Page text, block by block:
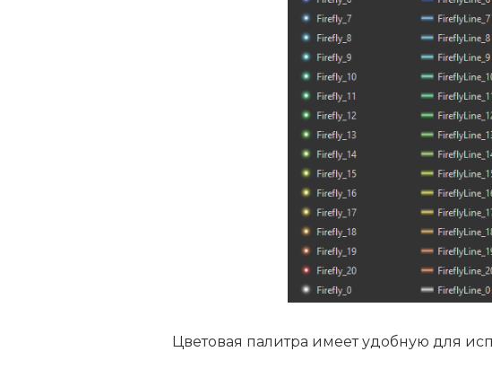
Цветовая палитра имеет удобную для